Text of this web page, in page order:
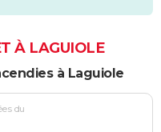
À LAGUIOLE
à Laguiole
du